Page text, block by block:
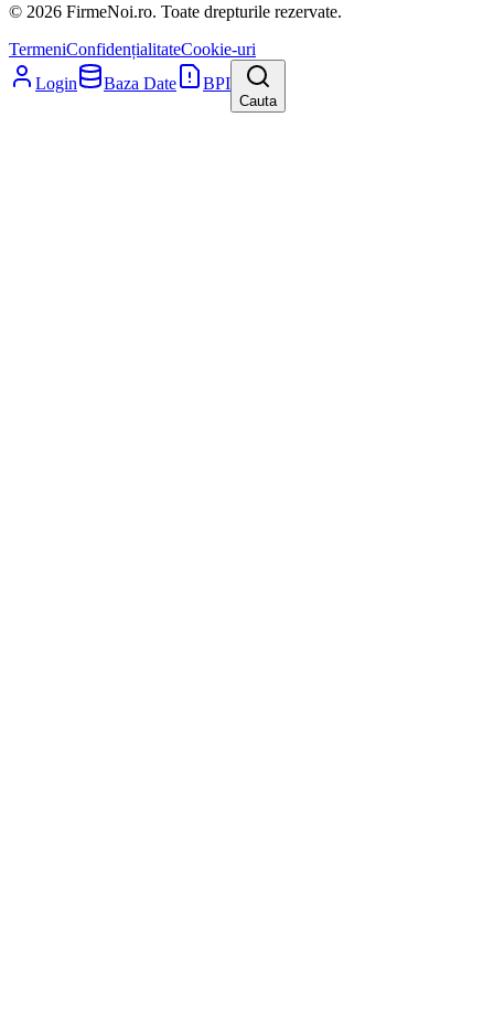
© 2026 FirmeNoi.ro. Toate drepturile rezervate.
TermeniConfidențialitateCookie-uri
Login
Baza Date BPI
Cauta